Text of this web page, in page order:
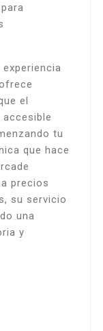
el
tu
que hace
precios
su servicio
una
y